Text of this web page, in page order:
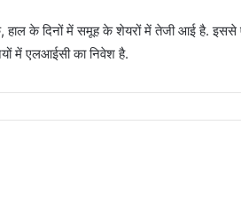
हाल के दिनों में समूह के शेयरों में तेजी आई है.
में एलआईसी का निवेश है.